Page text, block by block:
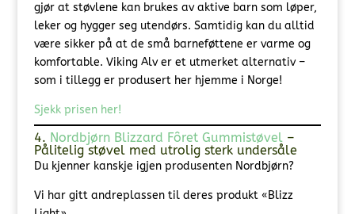
gjør at støvlene kan brukes av aktive barn som løper,
leker og hygger seg utendørs. Samtidig kan du alltid
være sikker på at de små barneføttene er varme og
komfortable. Viking Alv er et utmerket alternativ –
som i tillegg er produsert her hjemme i Norge!
Sjekk prisen her!
4. Nordbjørn Blizzard Fôret Gummistøvel –
Pålitelig støvel med utrolig sterk undersåle
Du kjenner kanskje igjen produsenten Nordbjørn?
Vi har gitt andreplassen til deres produkt «Blizz